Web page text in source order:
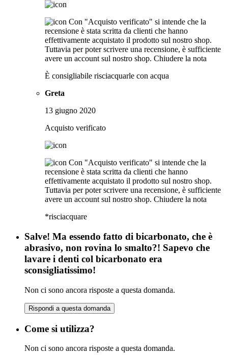
Con "Acquisto verificato" si intende che la
recensione è stata scritta da clienti che hanno
effettivamente acquistato il prodotto sul nostro shop.
Tuttavia per poter scrivere una recensione, è sufficiente
avere un account sul nostro shop. Chiudere la nota
È consigliabile risciacquarle con acqua
Greta
13 giugno 2020
Acquisto verificato
Con "Acquisto verificato" si intende che la
recensione è stata scritta da clienti che hanno
effettivamente acquistato il prodotto sul nostro shop.
Tuttavia per poter scrivere una recensione, è sufficiente
avere un account sul nostro shop. Chiudere la nota
*risciacquare
Salve! Ma essendo fatto di bicarbonato, che è
abrasivo, non rovina lo smalto?! Sapevo che
lavare i denti col bicarbonato era
sconsigliatissimo!
Non ci sono ancora risposte a questa domanda.
Rispondi a questa domanda
Come si utilizza?
Non ci sono ancora risposte a questa domanda.